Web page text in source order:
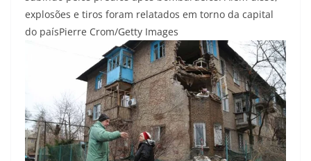
explosões e tiros foram relatados em torno da capital
do paísPierre Crom/Getty Images